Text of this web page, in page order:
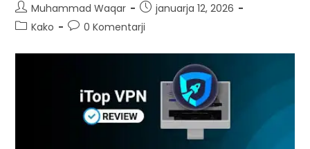
Muhammad Waqar
januarja 12, 2026
Kako
0 Komentarji